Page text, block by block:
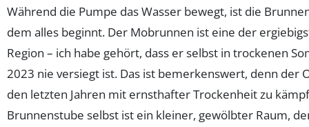
Während die Pumpe das Wasser bewegt, ist die
dem alles beginnt. Der Mobrunnen ist eine der
Region – ich habe gehört, dass er selbst in trockenen
2023 nie versiegt ist. Das ist bemerkenswert, denn der
den letzten Jahren mit ernsthafter Trockenheit zu
Brunnenstube selbst ist ein kleiner, gewölbter Raum,